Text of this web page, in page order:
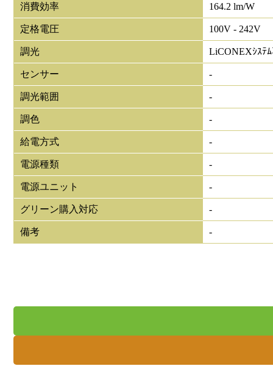
消費効率 164.2 lm/W
定格電圧 100V - 242V
調光 LiCONEXｼｽﾃ
センサー -
調光範囲 -
調色 -
給電方式 -
電源種類 -
電源ユニット -
グリーン購入対応 -
備考 -